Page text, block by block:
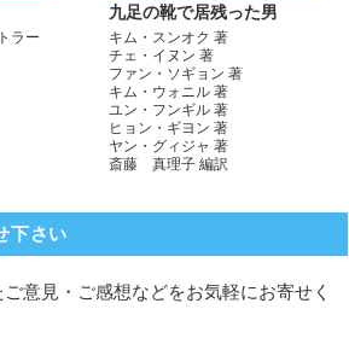
ラー
九足の靴で居残った男
キム・スンオク 著
チェ・イヌン 著
ファン・ソギョン 著
キム・ウォニル 著
ユン・フンギル 著
ヒョン・ギヨン 著
ヤン・グィジャ 著
斎藤 真理子 編訳
下さい
意見・ご感想などをお気軽にお寄せく